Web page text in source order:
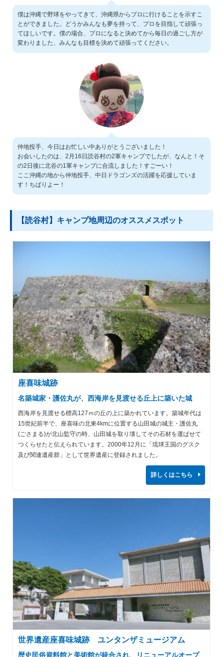
僕は沖縄で野球をやってきて、沖縄県からプロに行けることを示すこ
とができました。どうかみんなも夢を持って、プロを目指して頑張っ
てほしいです。僕の場合、プロになると決めてから毎日の過ごし方が
変わりました、みんなも目標を決めて頑張ってください。
仲地投手、今日はお忙しい中ありがとうございました！
お会いしたのは、2月16日読谷村の2軍キャンプでしたが、なんと！そ
の2日後に北谷の1軍キャンプに合流しました！すごーい！
ここ沖縄の地から仲地投手、中日ドラゴンズの活躍を応援していま
す！ちばりよー！
【読谷村】キャンプ地周辺のオススメスポット
座喜味城跡
名築城家・護佐丸が、西海岸を見渡せる丘上に築いた城
西海岸を見渡せる標高127ｍの丘の上に築かれています。築城年代は
15世紀前半で、座喜味の北東4kmに位置する山田城の城主・護佐丸
(ごさまる)が北山監守の時、山田城を取り壊してその石材を運ばせて
つくらせたと伝えられています。2000年12月に「琉球王国のグスク
及び関連遺産群」として世界遺産に登録されました。
詳しくはこちら
世界遺産座喜味城跡 ユンタンザミュージアム
歴史民俗資料館と美術館が統合され、リニューアルオープ